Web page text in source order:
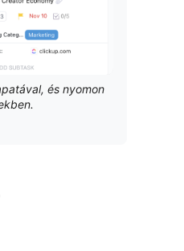
és nyomon